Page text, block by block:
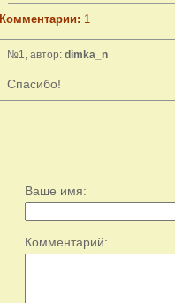
Комментарии: 1
№1, автор: dimka_n
Спасибо!
Ваше имя:
Комментарий: